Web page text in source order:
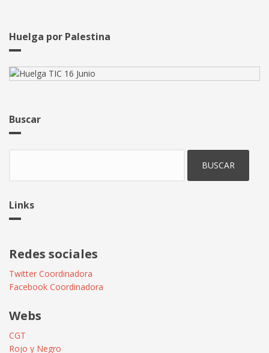
Huelga por Palestina
Buscar
Links
Redes sociales
Twitter Coordinadora
Facebook Coordinadora
Webs
CGT
Rojo y Negro